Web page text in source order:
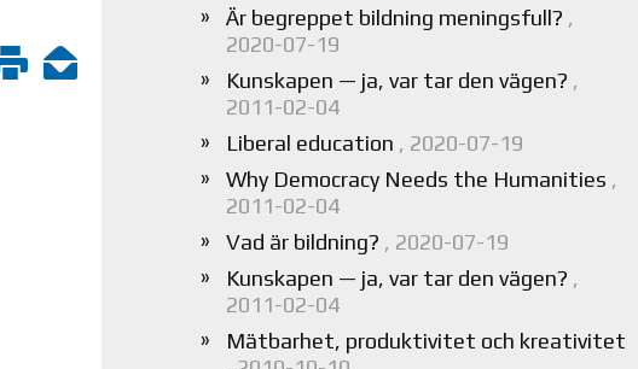
Är begreppet bildning meningsfull? ,
2020-07-19
Kunskapen — ja, var tar den vägen? ,
2011-02-04
Liberal education , 2020-07-19
Why Democracy Needs the Humanities ,
2011-02-04
Vad är bildning? , 2020-07-19
Kunskapen — ja, var tar den vägen? ,
2011-02-04
Mätbarhet, produktivitet och kreativitet